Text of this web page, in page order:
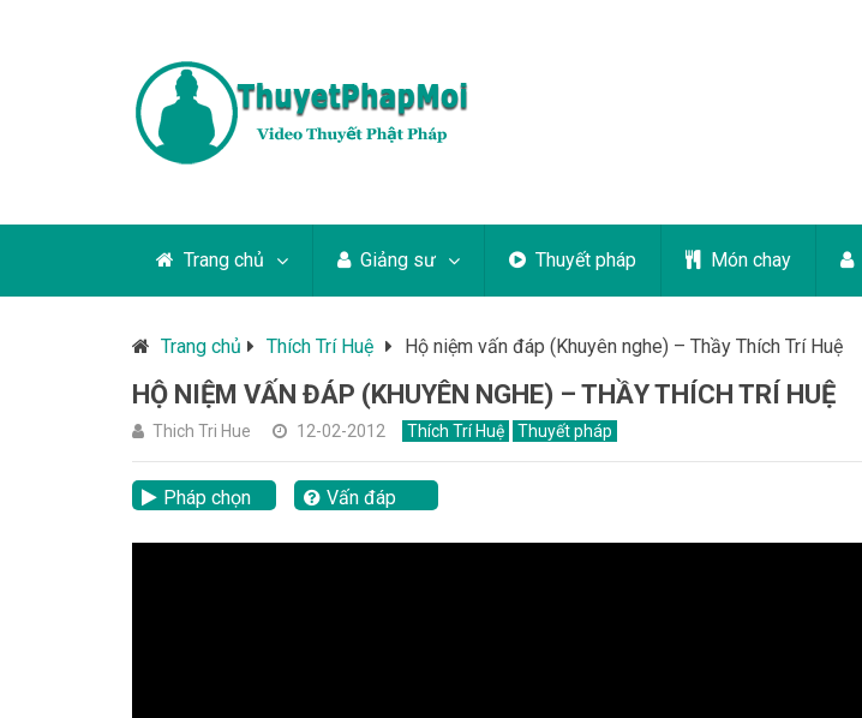
Trang chủ Giảng sư Thuyết pháp Món chay
Trang chủ Thích Trí Huệ Hộ niệm vấn đáp (Khuyên nghe) – Thầy Thích Trí Huệ
HỘ NIỆM VẤN ĐÁP (KHUYÊN NGHE) – THẦY THÍCH TRÍ HUỆ
Thich Tri Hue 12-02-2012 Thích Trí Huệ Thuyết pháp
Pháp chọn
Vấn đáp